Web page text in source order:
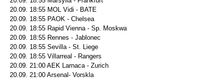
20.09. 18:55 MOL Vidi - BATE
20.09. 18:55 PAOK - Chelsea
20.09. 18:55 Rapid Vienna - Sp. Moskwa
20.09. 18:55 Rennes - Jablonec
20.09. 18:55 Sevilla - St. Liege
20.09. 18:55 Villarreal - Rangers
20.09. 21:00 AEK Larnaca - Zurich
20.09. 21:00 Arsenal- Vorskla